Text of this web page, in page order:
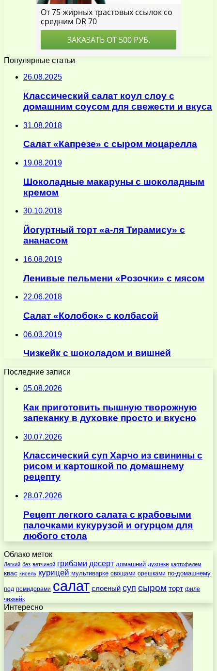
Популярные статьи
26.08.2025
Классический салат коул слоу с
домашним соусом для свежести и вкуса
31.08.2018
Салат «Капрезе» с сыром моцарелла
19.08.2019
Шоколадные макаруны с шоколадным
кремом
30.10.2018
Йогуртный торт «а-ля Тирамису» с
ананасом
16.08.2019
Ленивые пельмени «Розочки» с мясом
22.06.2018
Салат «Колобок» с колбасой
06.03.2019
Чизкейк с шоколадом и вишней
Последние записи
05.08.2026
Как приготовить пышную творожную
запеканку в духовке просто и вкусно
30.07.2026
Классический суп Харчо из свинины с
рисом и картошкой по домашнему
рецепту
28.07.2026
Рецепт легкого салата с крабовыми
палочками кукурузой и огурцом для
любого стола
Облако меток
Легкий без ветчиной грибами десерт домашний духовке картофелем
квас кисель курицей мультиварке овощами орешками по-домашнему
под помидорами салат слоеный суп сыром торт филе
чизкейк
Интересно